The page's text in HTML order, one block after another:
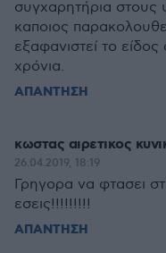
συγχαρητήρια στους
καποιος
εξαφανιστεί το
χρόνια.
ΑΠΑΝΤΗΣΗ
κωστας αιρετικος
26.04.2019, 18:19
Γρηγορα να φτασει
εσεις!!!!!!!!!
ΑΠΑΝΤΗΣΗ